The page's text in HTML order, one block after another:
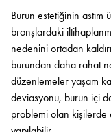
Burun estetiğinin astım
bronşlardaki
nedenini ortadan
burundan daha rahat
düzenlemeler yaşam
deviasyonu, burun içi
problemi olan kişilerde